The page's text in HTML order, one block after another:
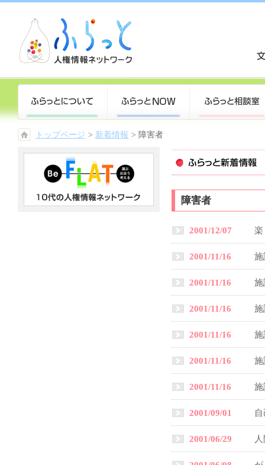
トップページ > 新着情報 > 障害者
障害者
2001/12/07
2001/11/16 施
2001/11/16 施
2001/11/16 施
2001/11/16 施
2001/11/16 施
2001/11/16 施
2001/09/01
2001/06/29